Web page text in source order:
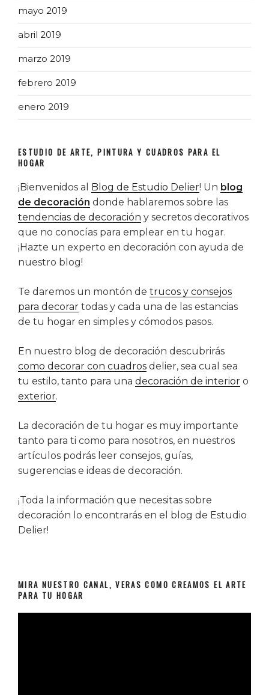
mayo 2019
abril 2019
marzo 2019
febrero 2019
enero 2019
ESTUDIO DE ARTE, PINTURA Y CUADROS PARA EL
HOGAR
¡Bienvenidos al Blog de Estudio Delier! Un blog
de decoración donde hablaremos sobre las
tendencias de decoración y secretos decorativos
que no conocías para emplear en tu hogar.
¡Hazte un experto en decoración con ayuda de
nuestro blog!
Te daremos un montón de trucos y consejos
para decorar todas y cada una de las estancias
de tu hogar en simples y cómodos pasos.
En nuestro blog de decoración descubrirás
como decorar con cuadros delier, sea cual sea
tu estilo, tanto para una decoración de interior o
exterior.
La decoración de tu hogar es muy importante
tanto para ti como para nosotros, en nuestros
artículos podrás leer consejos, guías,
sugerencias e ideas de decoración.
¡Toda la información que necesitas sobre
decoración lo encontrarás en el blog de Estudio
Delier!
MIRA NUESTRO CANAL, VERAS COMO CREAMOS EL ARTE
PARA TU HOGAR